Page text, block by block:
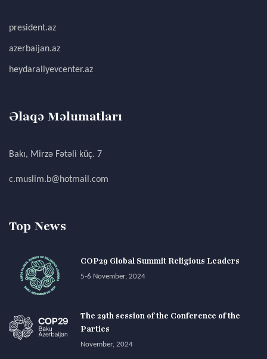
president.az
azerbaijan.az
heydaraliyevcenter.az
Əlaqə Məlumatları
Bakı, Mirzə Fətəli küç. 7
c.muslim.b@hotmail.com
Top News
COP29 Global Summit Religious Leaders
5-6 November, 2024
The 29th session of the Conference of the
Parties
November, 2024